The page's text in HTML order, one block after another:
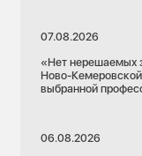
07.08.2026
«Нет нерешаемых
Ново-
выбранной
06.08.2026